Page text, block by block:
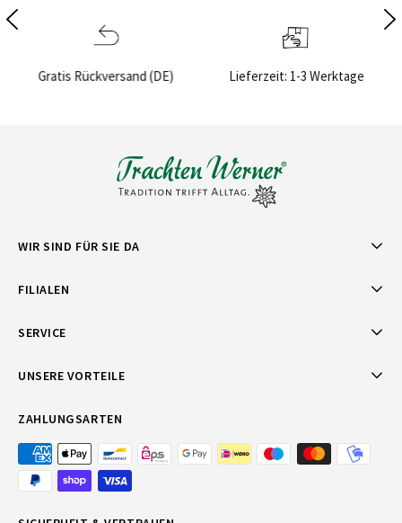
Lieferzeit: 1-3 Werktage Sichere Bezahlung
WIR SIND FÜR SIE DA
FILIALEN
SERVICE
UNSERE VORTEILE
ZAHLUNGSARTEN